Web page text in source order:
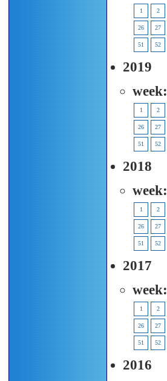
1 2
26 27
51 52
2019
week:
1 2
26 27
51 52
2018
week:
1 2
26 27
51 52
2017
week:
1 2
26 27
51 52
2016